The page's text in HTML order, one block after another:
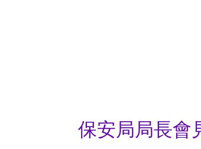
保安局局長會